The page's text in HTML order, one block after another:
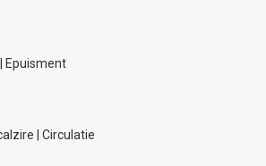
Epuisment
| Circulatie